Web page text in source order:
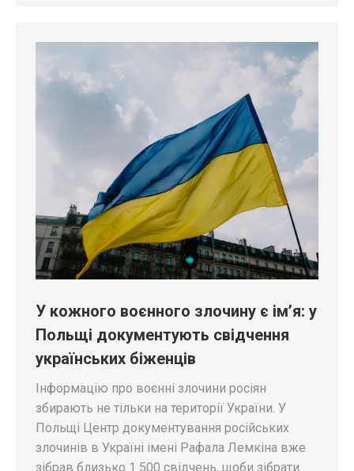
У кожного воєнного злочину є ім’я: у
Польщі документують свідчення
українських біженців
Інформацію про воєнні злочини росіян
збирають не тільки на території України. У
Польщі Центр документування російських
злочинів в Україні імені Рафала Лемкіна вже
зібрав близько 1 500 свідчень, щоби зібрати